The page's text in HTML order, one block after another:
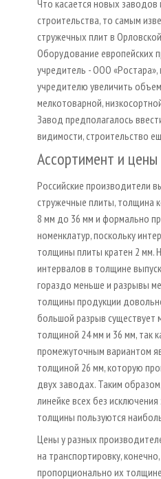
Что касается новых заводов
строительства, то самым
стружечных плит в
Оборудование европейских
учредитель - ООО
учредителю увеличить
мелкотоварной,
Завод предполагалось
видимости, строительство
Ассортимент и
Российские производители
стружечные плиты, толщина
8 мм до 36 мм и формально
номенклатур, поскольку
толщины плиты кратен 2 мм.
интервалов в толщине
гораздо меньше и разрывы
толщины продукции
большой разрыв существует
толщиной 24 мм и 36 мм, так
промежуточным вариантом
толщиной 26 мм, которую
двух заводах. Таким
линейке всех без
толщины пользуются
Цены у разных
на транспортировку,
пропорционально их